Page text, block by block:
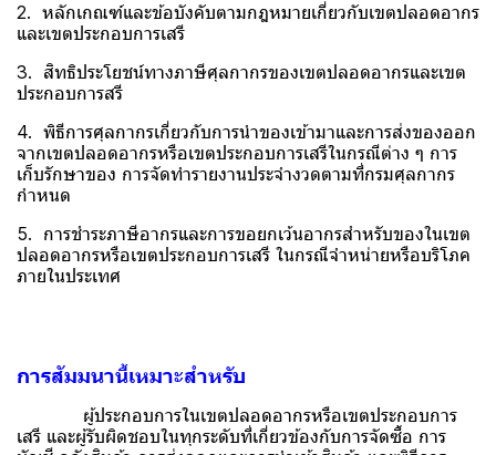
2. หลักเกณฑ์และข้อบังคับตามกฎหมายเกี่ยวกับเขตปลอดอากร
และเขตประกอบการเสรี
3. สิทธิประโยชน์ทางภาษีศุลกากรของเขตปลอดอากรและเขต
ประกอบการสรี
4. พิธีการศุลกากรเกี่ยวกับการนำของเข้ามาและการส่งของออก
จากเขตปลอดอากรหรือเขตประกอบการเสรีในกรณีต่าง ๆ การ
เก็บรักษาของ การจัดทำรายงานประจำงวดตามที่กรมศุลกากร
กำหนด
5. การชำระภาษีอากรและการขอยกเว้นอากรสำหรับของในเขต
ปลอดอากรหรือเขตประกอบการเสรี ในกรณีจำหน่ายหรือบริโภค
ภายในประเทศ
การสัมมนานี้เหมาะสำหรับ
ผู้ประกอบการในเขตปลอดอากรหรือเขตประกอบการ
เสรี และผู้รับผิดชอบในทุกระดับที่เกี่ยวข้องกับการจัดซื้อ การ